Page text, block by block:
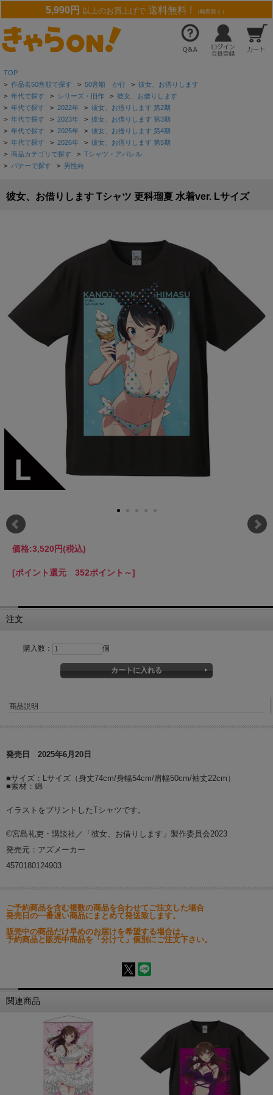
5,990円 以上のお買上げで 送料無料 ! （離島除く）
TOP
> 作品名50音順で探す > 50音順 か行 > 彼女、お借りします
> 年代で探す > シリーズ・旧作 > 彼女、お借りします
> 年代で探す > 2022年 > 彼女、お借りします 第2期
> 年代で探す > 2023年 > 彼女、お借りします 第3期
> 年代で探す > 2025年 > 彼女、お借りします 第4期
> 年代で探す > 2026年 > 彼女、お借りします 第5期
> 商品カテゴリで探す > Tシャツ・アパレル
> バナーで探す > 男性向
彼女、お借りします Tシャツ 更科瑠夏 水着ver. Lサイズ
価格:3,520円(税込)
[ポイント還元 352ポイント～]
注文
購入数： 個
商品説明
発売日 2025年6月20日
■サイズ：Lサイズ（身丈74cm/身幅54cm/肩幅50cm/袖丈22cm）
■素材：綿
イラストをプリントしたTシャツです。
©宮島礼吏・講談社／「彼女、お借りします」製作委員会2023
発売元：アズメーカー
4570180124903
ご予約商品を含む複数の商品を合わせてご注文した場合
発売日の一番遅い商品にまとめて発送致します。
販売中の商品だけ早めのお届けを希望する場合は、
予約商品と販売中商品を「分けて」個別にご注文下さい。
関連商品